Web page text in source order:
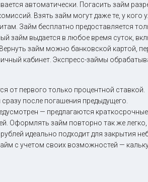
автоматически. Погасить займ
Взять займ могут даже те, у кого
Займ бесплатно предоставляется
займ выдается в любое время суток,
займ можно банковской картой,
кабинет. Экспресс-займы
от первого только процентной ставкой.
после погашения предыдущего.
— предлагаются краткосрочные
Оформлять займ повторно так же
идеально подходит для закрытия
с учетом своих возможностей —